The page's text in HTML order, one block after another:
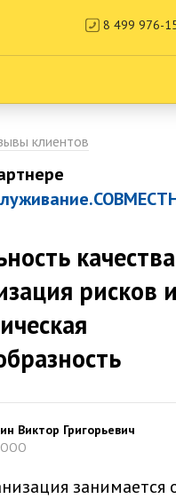
8 499 976-
клиентов
рисков и
Виктор Григорьевич
занимается